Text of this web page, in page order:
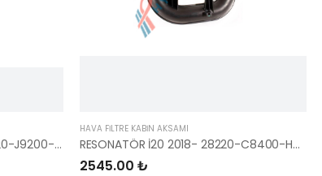
RESONATÖR KONA 1,6 18- 28220-J9200-MOBIS
HAVA FİLTRE KABİN AKSAMI
RESONATÖR İ20 2018- 28220-C8400-HMC
2545.00 ₺